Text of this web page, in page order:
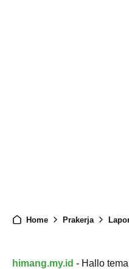
Home Prakerja Lapor
himang.my.id - Hallo